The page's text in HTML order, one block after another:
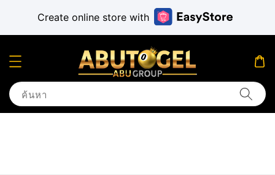
Create online store with
ค้นหา